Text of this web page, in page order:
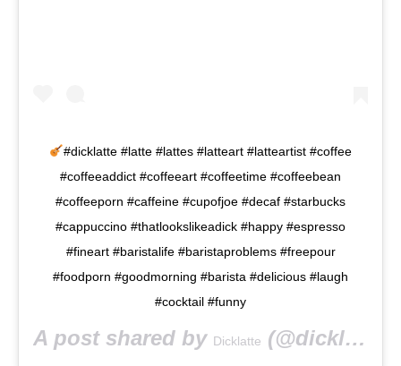
#dicklatte #latte #lattes #latteart #latteartist #coffee
#coffeeaddict #coffeeart #coffeetime #coffeebean
#coffeeporn #caffeine #cupofjoe #decaf #starbucks
#cappuccino #thatlookslikeadick #happy #espresso
#fineart #baristalife #baristaproblems #freepour
#foodporn #goodmorning #barista #delicious #laugh
#cocktail #funny
A post shared by Dicklatte (@dicklatte) on